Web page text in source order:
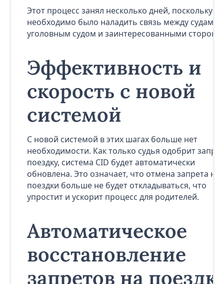
Этот процесс занял несколько дней, поскольку
необходимо было наладить связь между судами,
уголовным судом и заинтересованными
Эффективность и
скорость с новой
системой
С новой системой в этих шагах больше нет
необходимости. Как только судья одобрит
поездку, система CID будет автоматически
обновлена. Это означает, что отмена запрета на
поездки больше не будет откладываться, что
упростит и ускорит процесс для родителей.
Автоматическое
восстановление
запретов на